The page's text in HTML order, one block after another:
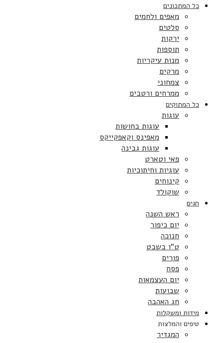
כל המתכונים
מאפים ולחמים
סלטים
ירקות
תוספות
מנות עיקריות
מרקים
צמחוני
ממרחים ורטבים
כל המתוקים
עוגות
עוגות בחושות
מאפינס וקאפקייקס
עוגות גבינה
פאי וטארט
עוגיות וחיתוכיות
קינוחים
שוקולד
חגים
ראש השנה
יום כיפור
חנוכה
ט”ו בשבט
פורים
פסח
יום העצמאות
שבועות
חג האהבה
מידות ומשקלות
טיפים והמלצות
המגדיר